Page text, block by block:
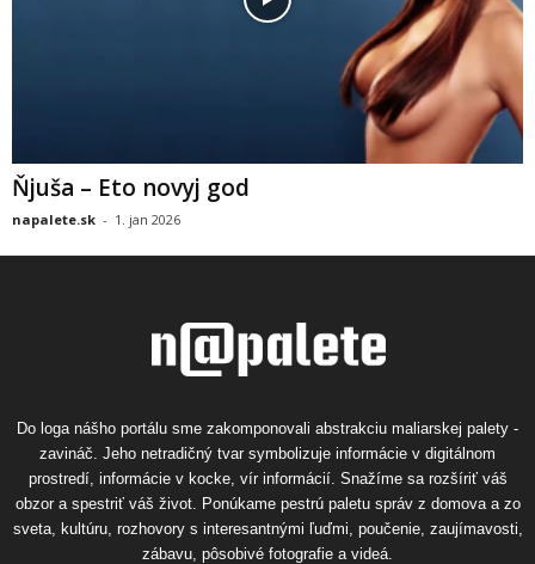
Ňjuša – Eto novyj god
napalete.sk - 1. jan 2026
Do loga nášho portálu sme zakomponovali abstrakciu maliarskej palety -
zavináč. Jeho netradičný tvar symbolizuje informácie v digitálnom
prostredí, informácie v kocke, vír informácií. Snažíme sa rozšíriť váš
obzor a spestriť váš život. Ponúkame pestrú paletu správ z domova a zo
sveta, kultúru, rozhovory s interesantnými ľuďmi, poučenie, zaujímavosti,
zábavu, pôsobivé fotografie a videá.